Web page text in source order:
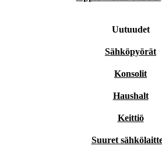
Uutuudet
Sähköpyörät
Konsolit
Haushalt
Keittiö
Suuret